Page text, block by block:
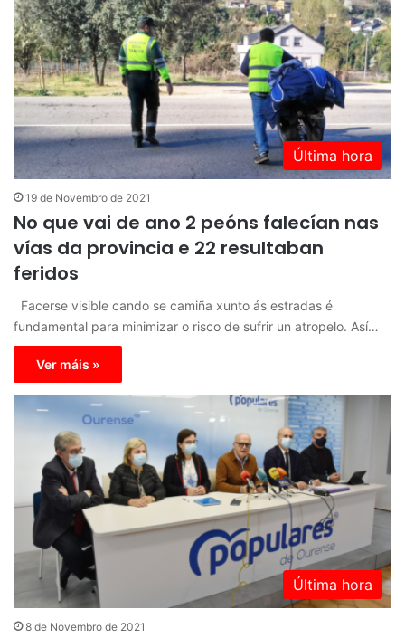
Última hora
19 de Novembro de 2021
No que vai de ano 2 peóns falecían nas
vías da provincia e 22 resultaban
feridos
Facerse visible cando se camiña xunto ás estradas é
fundamental para minimizar o risco de sufrir un atropelo. Así…
Ver máis »
Última hora
8 de Novembro de 2021